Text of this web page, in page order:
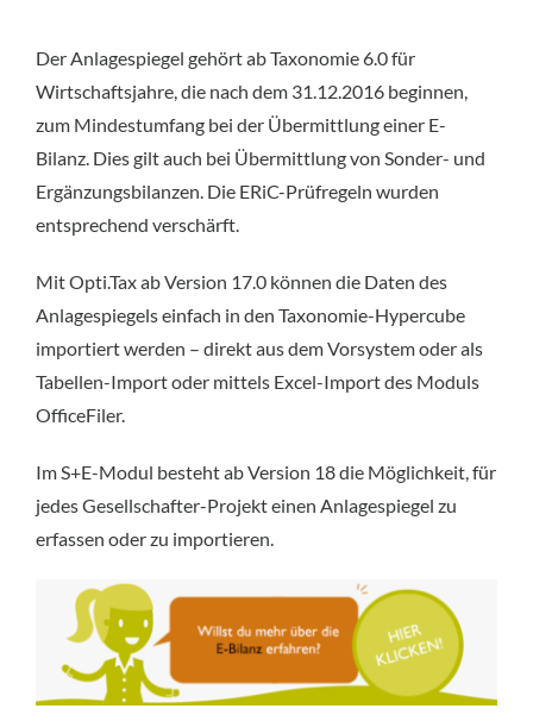
Der Anlagespiegel gehört ab Taxonomie 6.0 für
Wirtschaftsjahre, die nach dem 31.12.2016 beginnen,
zum Mindestumfang bei der Übermittlung einer E-
Bilanz. Dies gilt auch bei Übermittlung von Sonder- und
Ergänzungsbilanzen. Die ERiC-Prüfregeln wurden
entsprechend verschärft.
Mit Opti.Tax ab Version 17.0 können die Daten des
Anlagespiegels einfach in den Taxonomie-Hypercube
importiert werden – direkt aus dem Vorsystem oder als
Tabellen-Import oder mittels Excel-Import des Moduls
OfficeFiler.
Im S+E-Modul besteht ab Version 18 die Möglichkeit, für
jedes Gesellschafter-Projekt einen Anlagespiegel zu
erfassen oder zu importieren.